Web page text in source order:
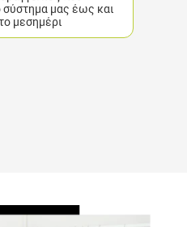
σύστημα μας έως και
μεσημέρι